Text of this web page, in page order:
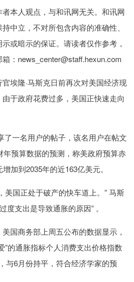
者本人观点，与和讯网无关。和讯网
中立，不对所包含内容的准确性、
或暗示的保证。请读者仅作参考，
：news_center@staff.hexun.com
埃隆·马斯克日前再次对美国经济现
于政府花费过多，美国正快速走向
了一名用户的帖子，该名用户在帖文
年预算数据的预测，称美政府预算赤
加到2035年的近163亿美元。
美国正处于破产的快车道上。” 马斯
度支出是导致通胀的原因” 。
国商务部上周五公布的数据显示，
”的通胀指标个人消费支出价格指数
与6月份持平，符合经济学家的预